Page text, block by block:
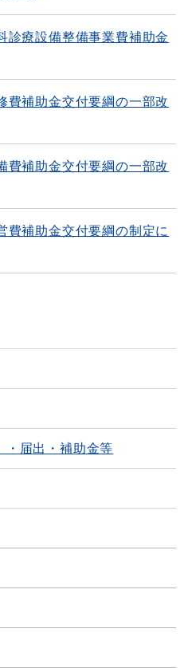
診療設備整備事業費補助金
費補助金交付要綱の一部改
費補助金交付要綱の一部改
費補助金交付要綱の制定に
・届出・補助金等